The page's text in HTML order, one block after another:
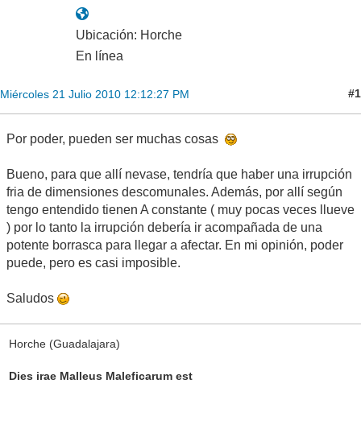
Ubicación: Horche
En línea
Miércoles 21 Julio 2010 12:12:27 PM #1
Por poder, pueden ser muchas cosas
Bueno, para que allí nevase, tendría que haber una irrupción
fria de dimensiones descomunales. Además, por allí según
tengo entendido tienen A constante ( muy pocas veces llueve
) por lo tanto la irrupción debería ir acompañada de una
potente borrasca para llegar a afectar. En mi opinión, poder
puede, pero es casi imposible.
Saludos
Horche (Guadalajara)
Dies irae Malleus Maleficarum est